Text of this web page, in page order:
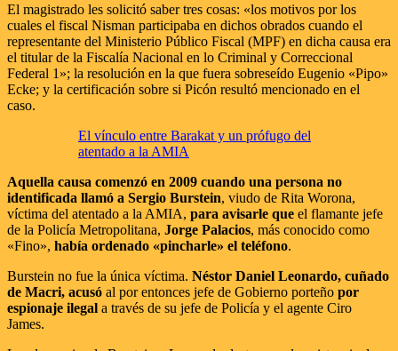
El magistrado les solicitó saber tres cosas: «los motivos por los
cuales el fiscal Nisman participaba en dichos obrados cuando el
representante del Ministerio Público Fiscal (MPF) en dicha causa era
el titular de la Fiscalía Nacional en lo Criminal y Correccional
Federal 1»; la resolución en la que fuera sobreseído Eugenio «Pipo»
Ecke; y la certificación sobre si Picón resultó mencionado en el
caso.
El vínculo entre Barakat y un prófugo del
atentado a la AMIA
Aquella causa comenzó en 2009 cuando una persona no
identificada llamó a Sergio Burstein, viudo de Rita Worona,
víctima del atentado a la AMIA, para avisarle que el flamante jefe
de la Policía Metropolitana, Jorge Palacios, más conocido como
«Fino», había ordenado «pincharle» el teléfono.
Burstein no fue la única víctima. Néstor Daniel Leonardo, cuñado
de Macri, acusó al por entonces jefe de Gobierno porteño por
espionaje ilegal a través de su jefe de Policía y el agente Ciro
James.